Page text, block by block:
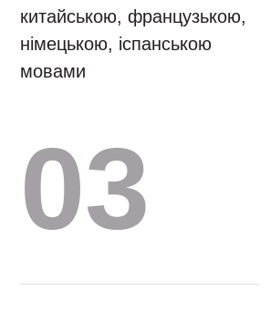
китайською, французькою,
німецькою, іспанською
мовами
03